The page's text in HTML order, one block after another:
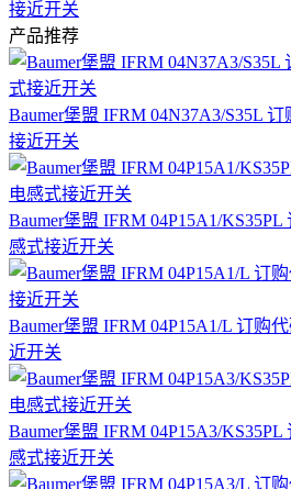
接近开关
产品推荐
Baumer堡盟 IFRM 04N37A3/S35L
接近开关
Baumer堡盟 IFRM 04P15A1/
感式接近开关
Baumer堡盟 IFRM 04P15A1/L 订购
近开关
Baumer堡盟 IFRM 04P15A3/
感式接近开关